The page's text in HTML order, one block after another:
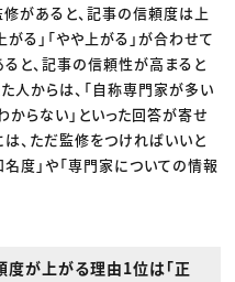
があると、記事の信頼度は上
がる」「やや上がる」が合わせて
と、記事の信頼性が高まると
人からは、「自称専門家が多い
からない」といった回答が寄せ
、ただ監修をつければいいと
度」や「専門家についての情報
が上がる理由1位は「正